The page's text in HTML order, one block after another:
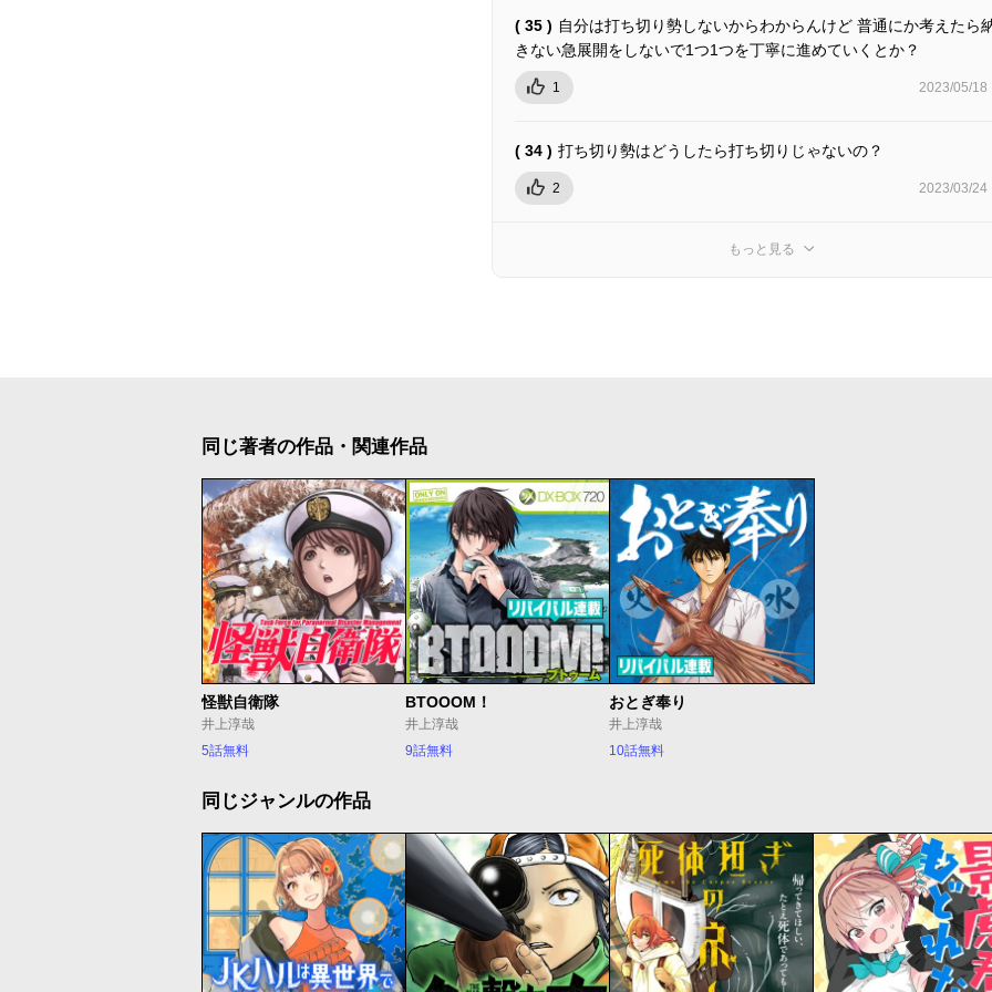
( 35 ) 自分は打ち切り勢しないからわからんけど 普通にか考えたら
きない急展開をしないで1つ1つを丁寧に進めていくとか？
1 2023/05/18
( 34 ) 打ち切り勢はどうしたら打ち切りじゃないの？
2 2023/03/24
もっと見る
同じ著者の作品・関連作品
怪獣自衛隊
井上淳哉
5話無料
BTOOOM！
井上淳哉
9話無料
おとぎ奉り
井上淳哉
10話無料
同じジャンルの作品